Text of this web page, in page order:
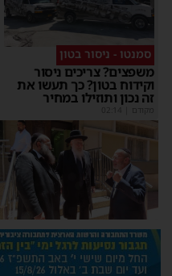
סמנטו - ניסור בטון
משפצים? צריכים ניסור
וקידוח בטון? כך תעשו את
זה נכון ותוזילו במחיר
מקודם